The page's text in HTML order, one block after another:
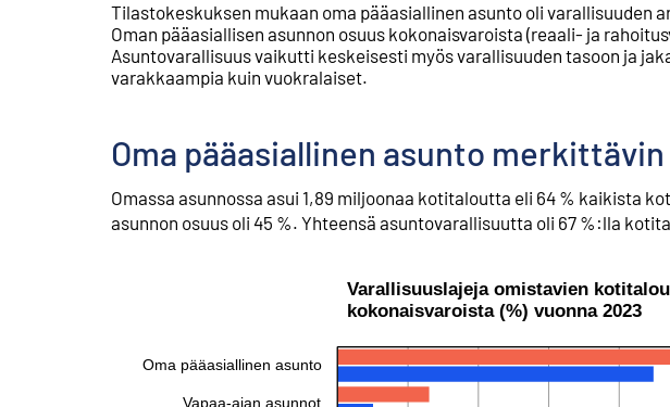
Tilastokeskuksen mukaan oma pääasiallinen asunto oli
Oman pääasiallisen asunnon osuus kokonaisvaroista (reaali- ja
Asuntovarallisuus vaikutti keskeisesti myös varallisuuden tasoon ja
varakkaampia kuin vuokralaiset.
Oma pääasiallinen asunto
Omassa asunnossa asui 1,89 miljoonaa kotitaloutta eli 64 % kaikista
asunnon osuus oli 45 %. Yhteensä asuntovarallisuutta oli 67 %:lla